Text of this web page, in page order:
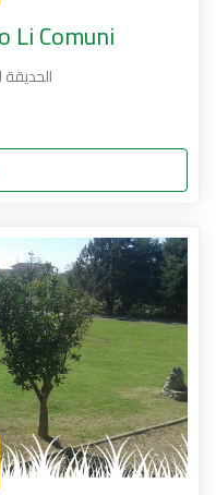
Li Comuni
الحديقة